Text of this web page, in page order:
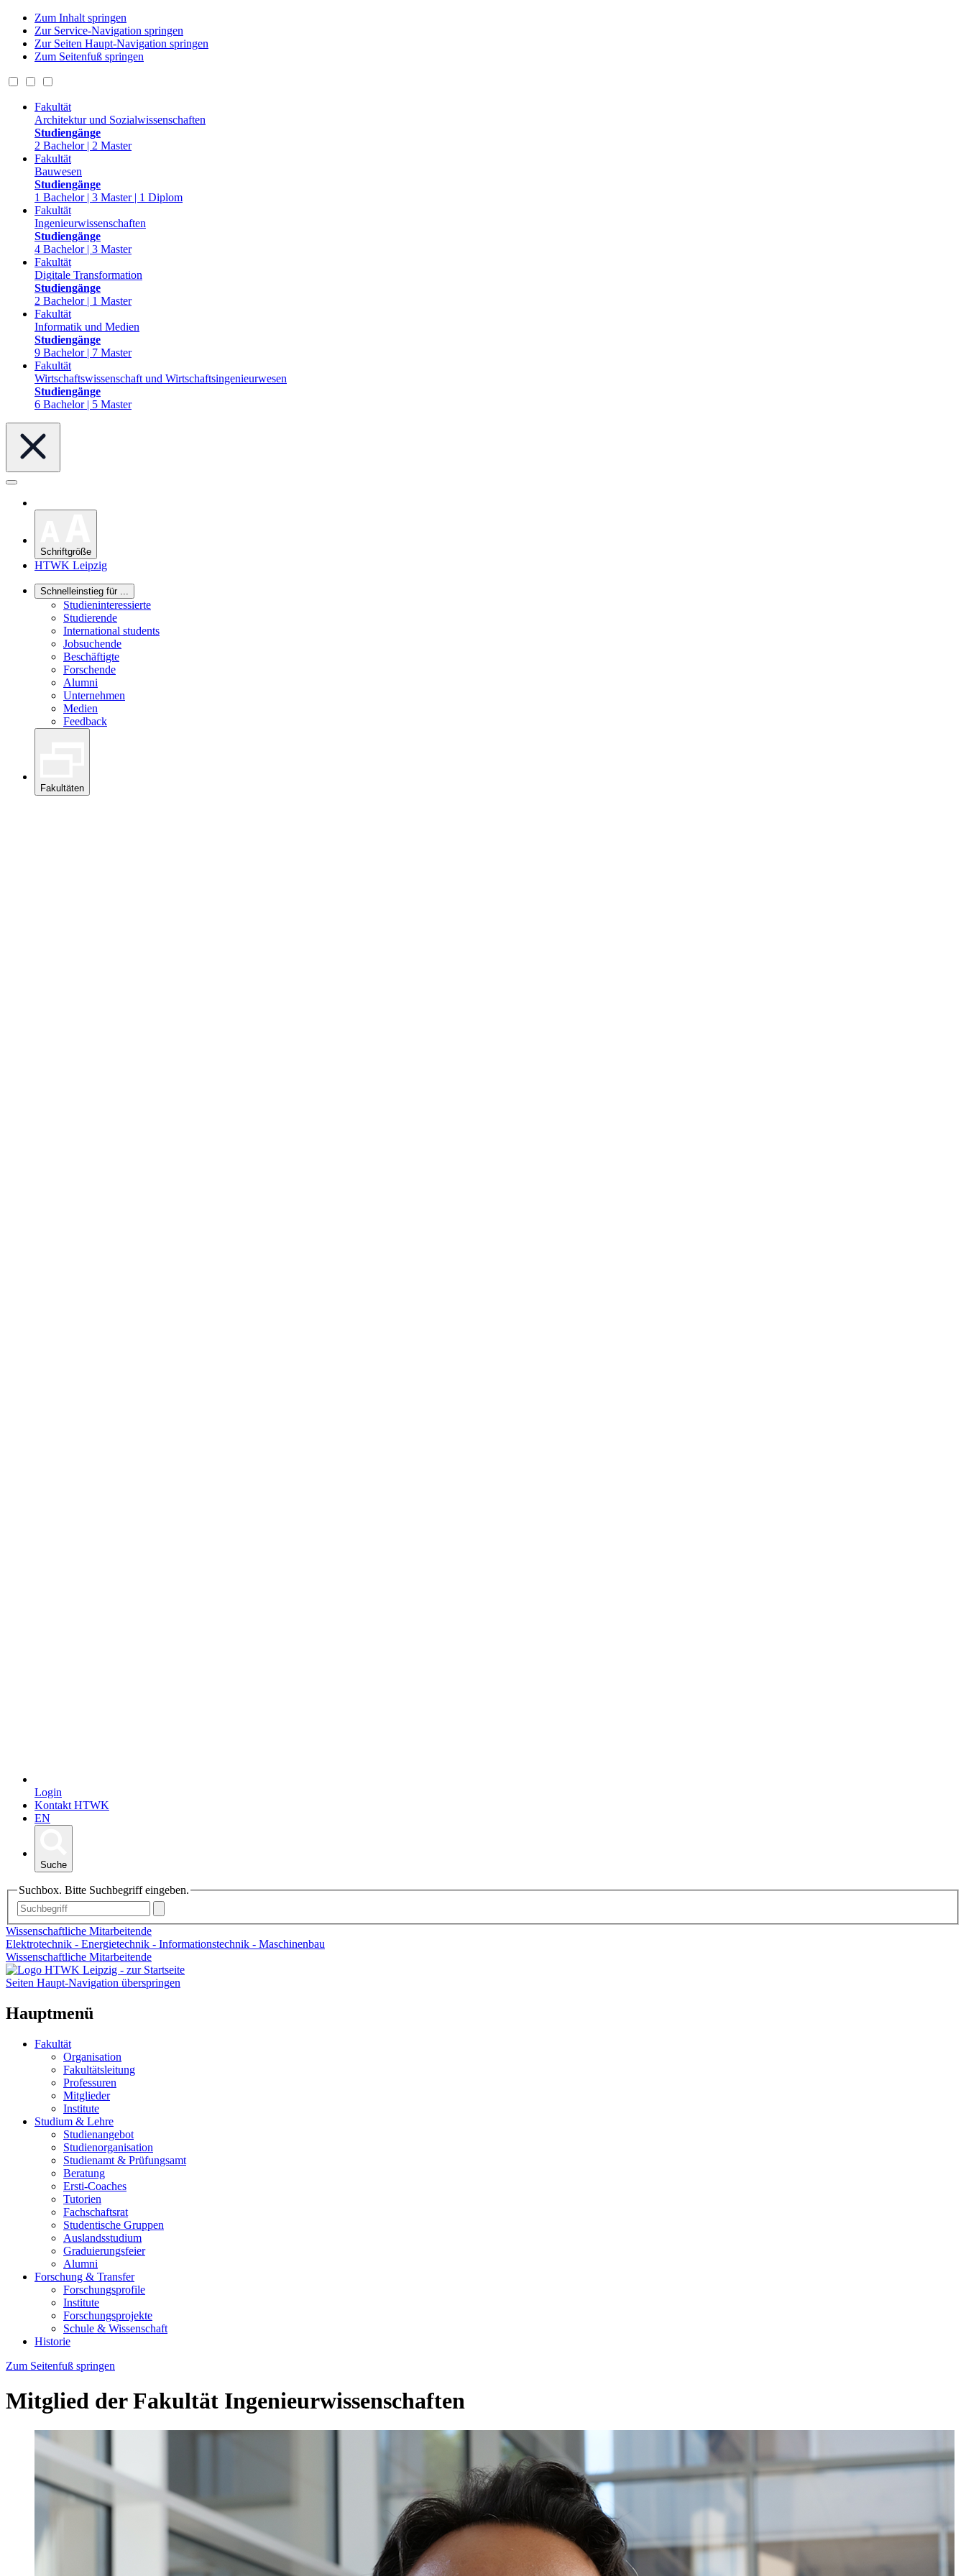
Zum Inhalt springen
Zur Service-Navigation springen
Zur Seiten Haupt-Navigation springen
Zum Seitenfuß springen
Fakultät
Architektur und Sozialwissenschaften
Studiengänge
2 Bachelor | 2 Master
Fakultät
Bauwesen
Studiengänge
1 Bachelor | 3 Master | 1 Diplom
Fakultät
Ingenieurwissenschaften
Studiengänge
4 Bachelor | 3 Master
Fakultät
Digitale Transformation
Studiengänge
2 Bachelor | 1 Master
Fakultät
Informatik und Medien
Studiengänge
9 Bachelor | 7 Master
Fakultät
Wirtschaftswissenschaft und Wirtschaftsingenieurwesen
Studiengänge
6 Bachelor | 5 Master
Schriftgröße
HTWK Leipzig
Schnelleinstieg für ...
Studieninteressierte
Studierende
International students
Jobsuchende
Beschäftigte
Forschende
Alumni
Unternehmen
Medien
Feedback
Fakultäten
Login
Kontakt HTWK
EN
Suche
Suchbox. Bitte Suchbegriff eingeben.
Wissenschaftliche Mitarbeitende
Elektrotechnik - Energietechnik - Informationstechnik - Maschinenbau
Wissenschaftliche Mitarbeitende
Seiten Haupt-Navigation überspringen
Hauptmenü
Fakultät
Organisation
Fakultätsleitung
Professuren
Mitglieder
Institute
Studium & Lehre
Studienangebot
Studienorganisation
Studienamt & Prüfungsamt
Beratung
Ersti-Coaches
Tutorien
Fachschaftsrat
Studentische Gruppen
Auslandsstudium
Graduierungsfeier
Alumni
Forschung & Transfer
Forschungsprofile
Institute
Forschungsprojekte
Schule & Wissenschaft
Historie
Zum Seitenfuß springen
Mitglied der Fakultät Ingenieurwissenschaften